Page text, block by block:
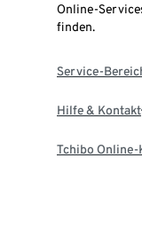
Online-
finden.
Service-
Hilfe & Kontakt
Tchibo Online-